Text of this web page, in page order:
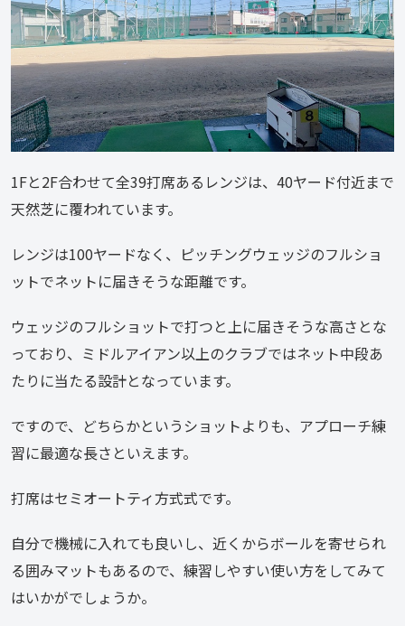
1Fと2F合わせて全39打席あるレンジは、40ヤード付近まで
天然芝に覆われています。
レンジは100ヤードなく、ピッチングウェッジのフルショ
ットでネットに届きそうな距離です。
ウェッジのフルショットで打つと上に届きそうな高さとな
っており、ミドルアイアン以上のクラブではネット中段あ
たりに当たる設計となっています。
ですので、どちらかというショットよりも、アプローチ練
習に最適な長さといえます。
打席はセミオートティ方式式です。
自分で機械に入れても良いし、近くからボールを寄せられ
る囲みマットもあるので、練習しやすい使い方をしてみて
はいかがでしょうか。